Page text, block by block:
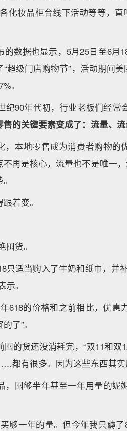
化妆品柜台线下活动等等，直
数据也显示，5月25日至6月
超级门店购物节”，活动期间
。
90年代初，行业老板们经常
售的关键要素变成了：流量、流
，本地零售成为消费者购物的
再是核心，流量也不是唯一
着变。
货。
只适当购入了牛奶和纸巾，并
。
618的价格和之前相比，优惠
了”。
的货还没消耗完，“双11和
都有很多。因为这些东西其实
，囤够半年甚至一年用量的妮
够一年的量。但今年我只薅